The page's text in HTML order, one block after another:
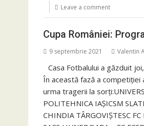
Leave a comment
Cupa României:
9 septembrie 2021 Valentin
Casa Fotbalului a găzduit
În această fază a competiției
urma tragerii la
POLITEHNICA IAŞICSM
CHINDIA TÂRGOVIŞTESC